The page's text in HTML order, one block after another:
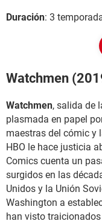
Duración: 3
Watchmen
Watchmen, salida de
plasmada en papel
maestras del cómic y
HBO le hace justicia
Comics cuenta un
surgidos en las
Unidos y la Unión
Washington a
han visto